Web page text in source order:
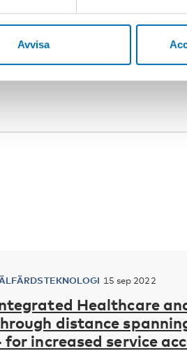
Avvisa
15 sep 2022
Healthcare
distance
for increased service